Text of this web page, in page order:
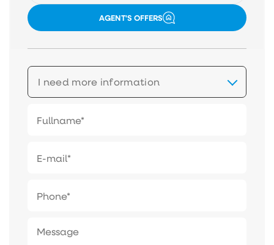
AGENT'S OFFERS
I need more information